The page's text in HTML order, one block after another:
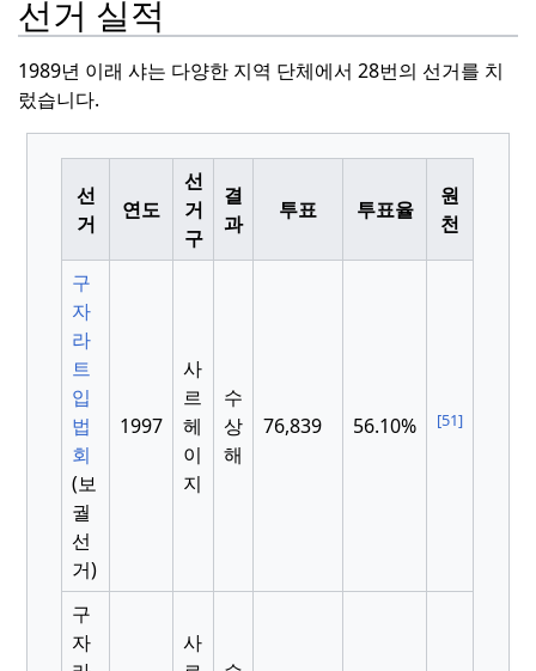
선거 실적
1989년 이래 샤는 다양한 지역 단체에서 28번의 선거를 치
렀습니다.
선
거
연도
선
거
구
결
과
투표 투표율
원
천
구
자
라
트
입
법
회
(보
궐
선
거)
1997
사
르
헤
이
지
수
상
해
76,839 56.10% [51]
구
자
사